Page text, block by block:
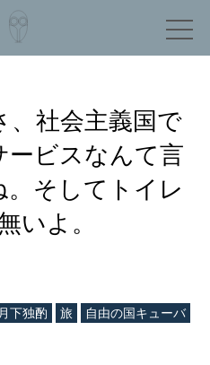
、社会主義国で
ービスなんて言
そしてトイレ
いよ。
下独酌 旅 自由の国キューバ